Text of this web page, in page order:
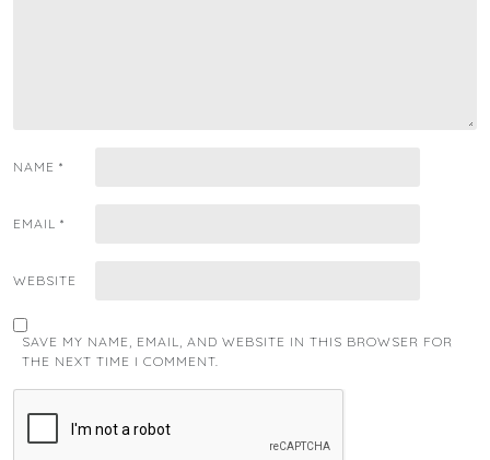
NAME *
EMAIL *
WEBSITE
SAVE MY NAME, EMAIL, AND WEBSITE IN THIS BROWSER FOR
THE NEXT TIME I COMMENT.